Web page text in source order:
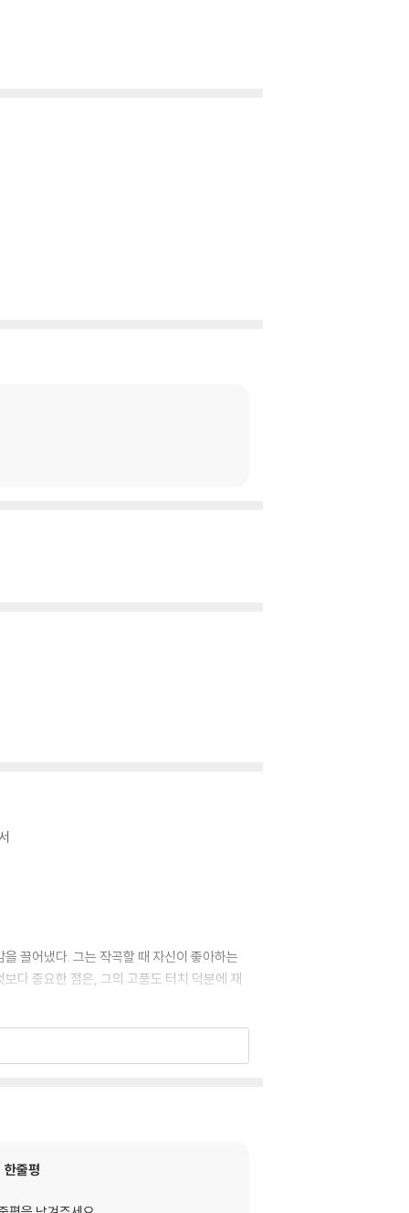
끌어냈다. 그는 작곡할 때 자신이 좋아하는
다 중요한 점은, 그의 고품도 터치 덕분에 재
한줄평